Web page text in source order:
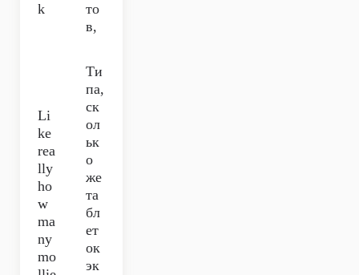
k
то
в,
Li
ke
rea
lly
ho
w
ma
ny
mo
Ти
па,
ск
ол
ьк
о
же
та
бл
ет
ок
эк